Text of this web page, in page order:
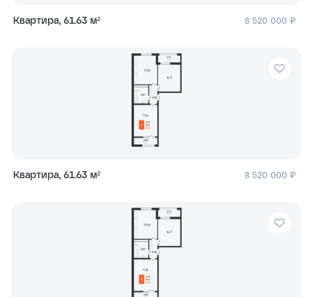
Квартира, 61.63 м² 8 520 000 ₽
Квартира, 61.63 м² 8 520 000 ₽